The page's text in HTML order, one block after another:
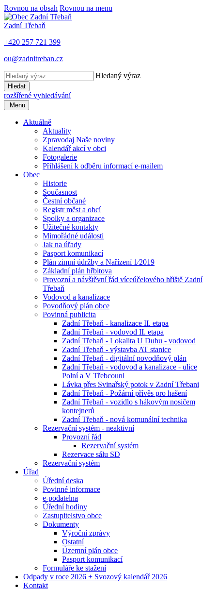
Rovnou na obsah Rovnou na menu
Zadní Třebaň
+420 257 721 399
ou@zadnitreban.cz
Hledaný výraz
Hledat
rozšířené vyhledávání
Menu
Aktuálně
Aktuality
Zpravodaj Naše noviny
Kalendář akcí v obci
Fotogalerie
Přihlášení k odběru informací e-mailem
Obec
Historie
Současnost
Čestní občané
Registr měst a obcí
Spolky a organizace
Užitečné kontakty
Mimořádné události
Jak na úřady
Pasport komunikací
Plán zimní údržby a Nařízení 1⁄2019
Základní plán hřbitova
Provozní a návštěvní řád víceúčelového hřiště Zadní
Třebaň
Vodovod a kanalizace
Povodňový plán obce
Povinná publicita
Zadní Třebaň - kanalizace II. etapa
Zadní Třebaň - vodovod II. etapa
Zadní Třebaň - Lokalita U Dubu - vodovod
Zadní Třebaň - výstavba AT stanice
Zadní Třebaň - digitální povodňový plán
Zadní Třebaň - vodovod a kanalizace - ulice
Polní a V Třebcouni
Lávka přes Svinařský potok v Zadní Třebani
Zadní Třebaň - Požární přívěs pro hašení
Zadní Třebaň - vozidlo s hákovým nosičem
kontejnerů
Zadní Třebaň - nová komunální technika
Rezervační systém - neaktivní
Provozní řád
Rezervační systém
Rezervace sálu SD
Rezervační systém
Úřad
Úřední deska
Povinné informace
e-podatelna
Úřední hodiny
Zastupitelstvo obce
Dokumenty
Výroční zprávy
Ostatní
Územní plán obce
Pasport komunikací
Formuláře ke stažení
Odpady v roce 2026 + Svozový kalendář 2026
Kontakt